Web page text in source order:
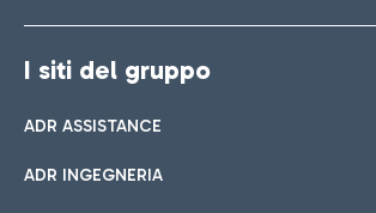
I siti del gruppo
ADR ASSISTANCE
ADR INGEGNERIA